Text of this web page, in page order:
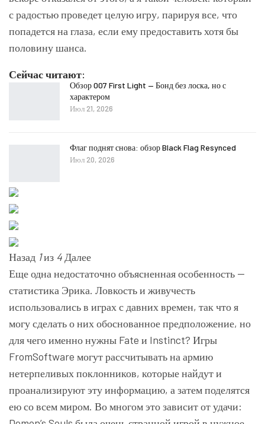
с радостью проведет целую игру, парируя все, что
попадется на глаза, если ему предоставить хотя бы
половину шанса.
Сейчас читают:
Обзор 007 First Light — Бонд без лоска, но с
характером
Июл 21, 2026
Флаг поднят снова: обзор Black Flag Resynced
Июл 20, 2026
Назад 1из 4 Далее
Еще одна недостаточно объясненная особенность —
статистика Эрика. Ловкость и живучесть
использовались в играх с давних времен, так что я
могу сделать о них обоснованное предположение, но
для чего именно нужны Fate и Instinct? Игры
FromSoftware могут рассчитывать на армию
нетерпеливых поклонников, которые найдут и
проанализируют эту информацию, а затем поделятся
ею со всем миром. Во многом это зависит от удачи: